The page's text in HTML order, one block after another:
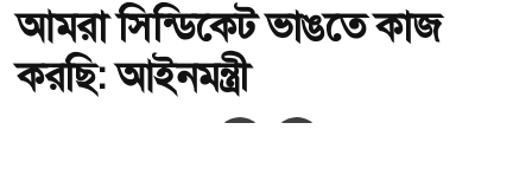
আমরা সিন্ডিকেট ভাঙতে কাজ
করছি: আইনমন্ত্রী